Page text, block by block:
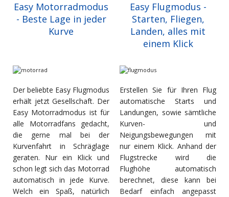
Easy Motorradmodus
- Beste Lage in jeder
Kurve
Easy Flugmodus -
Starten, Fliegen,
Landen, alles mit
einem Klick
Der beliebte Easy Flugmodus
erhält jetzt Gesellschaft. Der
Easy Motorradmodus ist für
alle Motorradfans gedacht,
die gerne mal bei der
Kurvenfahrt in Schräglage
geraten. Nur ein Klick und
schon legt sich das Motorrad
automatisch in jede Kurve.
Welch ein Spaß, natürlich
Erstellen Sie für Ihren Flug
automatische Starts und
Landungen, sowie sämtliche
Kurven- und
Neigungsbewegungen mit
nur einem Klick. Anhand der
Flugstrecke wird die
Flughöhe automatisch
berechnet, diese kann bei
Bedarf einfach angepasst